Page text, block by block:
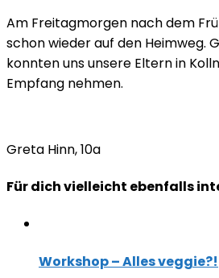
Am Freitagmorgen nach dem
schon wieder auf den Heimweg.
konnten uns unsere Eltern in
Empfang nehmen.
Greta Hinn, 10a
Für dich vielleicht ebenfalls
Workshop – Alles veggie?!